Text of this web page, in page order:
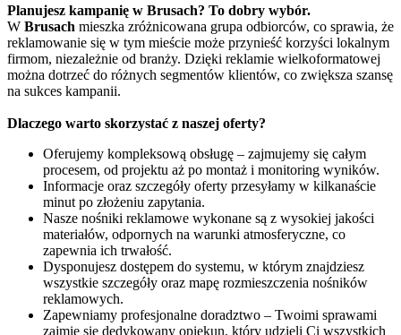
Planujesz kampanię w Brusach? To dobry wybór.
W Brusach mieszka zróżnicowana grupa odbiorców, co sprawia, że
reklamowanie się w tym mieście może przynieść korzyści lokalnym
firmom, niezależnie od branży. Dzięki reklamie wielkoformatowej
można dotrzeć do różnych segmentów klientów, co zwiększa szansę
na sukces kampanii.
Dlaczego warto skorzystać z naszej oferty?
Oferujemy kompleksową obsługę – zajmujemy się całym
procesem, od projektu aż po montaż i monitoring wyników.
Informacje oraz szczegóły oferty przesyłamy w kilkanaście
minut po złożeniu zapytania.
Nasze nośniki reklamowe wykonane są z wysokiej jakości
materiałów, odpornych na warunki atmosferyczne, co
zapewnia ich trwałość.
Dysponujesz dostępem do systemu, w którym znajdziesz
wszystkie szczegóły oraz mapę rozmieszczenia nośników
reklamowych.
Zapewniamy profesjonalne doradztwo – Twoimi sprawami
zajmie się dedykowany opiekun, który udzieli Ci wszystkich